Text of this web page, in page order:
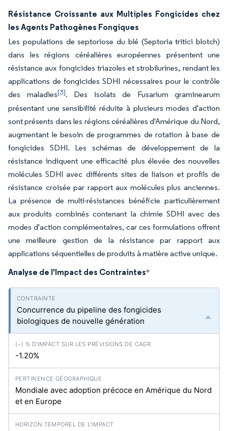
Résistance Croissante aux Multiples Fongicides chez
les Agents Pathogènes Fongiques
Les populations de septoriose du blé (Septoria tritici blotch)
dans les régions céréalières européennes présentent une
résistance aux fongicides triazoles et strobilurines, rendant les
applications de fongicides SDHI nécessaires pour le contrôle
des maladies[3]. Des isolats de Fusarium graminearum
présentant une sensibilité réduite à plusieurs modes d'action
sont présents dans les régions céréalières d'Amérique du Nord,
augmentant le besoin de programmes de rotation à base de
fongicides SDHI. Les schémas de développement de la
résistance indiquent une efficacité plus élevée des nouvelles
molécules SDHI avec différents sites de liaison et profils de
résistance croisée par rapport aux molécules plus anciennes.
La présence de multi-résistances bénéficie particulièrement
aux produits combinés contenant la chimie SDHI avec des
modes d'action complémentaires, car ces formulations offrent
une meilleure gestion de la résistance par rapport aux
applications séquentielles de produits à matière active unique.
Analyse de l'Impact des Contraintes*
Concurrence du pipeline des fongicides
biologiques de nouvelle génération
-1.20%
Mondiale avec adoption précoce en Amérique du Nord
et en Europe